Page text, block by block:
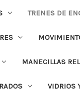
TRENES DE
MANECILLAS
VIDRIOS